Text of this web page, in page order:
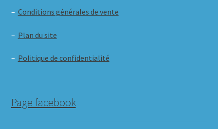
– Conditions générales de vente
– Plan du site
– Politique de confidentialité
Page facebook